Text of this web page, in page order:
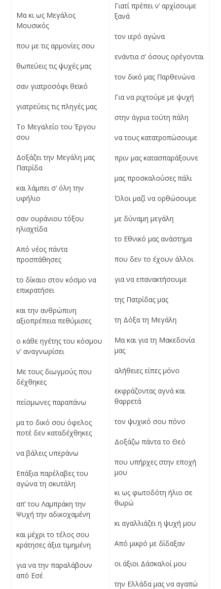
Μα κι ως Μεγάλος
Μουσικός
που με τις αρμονίες σου
θωπεύεις τις ψυχές μας
σαν γιατροσόφι θεϊκό
γιατρεύεις τις πληγές μας
Το Μεγαλείο του Έργου
σου
Δοξάζει την Μεγάλη μας
Πατρίδα
και λάμπει σ’ όλη την
υφήλιο
σαν ουράνιου τόξου
ηλιαχτίδα
Από νέος πάντα
προσπάθησες
το δίκαιο στον κόσμο να
επικρατήσει
και την ανθρώπινη
αξιοπρέπεια πεθύμισες
ο κάθε ηγέτης του κόσμου
ν’ αναγνωρίσει
Με τους διωγμούς που
δέχθηκες
πείσμωνες παραπάνω
μα το δικό σου όφελος
ποτέ δεν καταδέχθηκες
να βάλεις υπεράνω
Επάξια παρέλαβες του
αγώνα τη σκυτάλη
απ’ του Λαμπράκη την
Ψυχή την αδικοχαμένη
και μέχρι το τέλος σου
κράτησες άξια τιμημένη
για να την παραλάβουν
από Eσέ
Γιατί πρέπει ν’ αρχίσουμε
ξανά
τον ιερό αγώνα
ενάντια σ’ όσους ορέγονται
τον δικό μας Παρθενώνα
Για να ριχτούμε με ψυχή
στην άγρια τούτη πάλη
να τους κατατροπώσουμε
πριν μας κατασπαράξουνε
μας προσκαλούσες πάλι
Όλοι μαζί να ορθώσουμε
με δύναμη μεγάλη
το Εθνικό μας ανάστημα
που δεν το έχουν άλλοι
για να επανακτήσουμε
της Πατρίδας μας
τη Δόξα τη Μεγάλη
Μα και για τη Μακεδονία
μας
αλήθειες είπες μόνο
εκφράζοντας αγνά και
θαρρετά
τον ψυχικό σου πόνο
Δοξάζω πάντα το Θεό
που υπήρχες στην εποχή
μου
κι ως φωτοδότη ήλιο σε
θωρώ
κι αγαλλιάζει η ψυχή μου
Από μικρό με δίδαξαν
οι άξιοι Δάσκαλοί μου
την Ελλάδα μας να αγαπώ